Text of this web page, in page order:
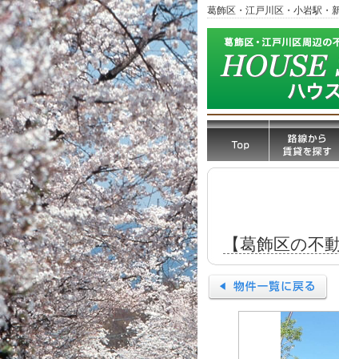
葛飾区・江戸川区・小岩駅・
【葛飾区の不